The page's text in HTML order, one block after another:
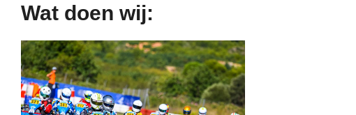
Wat doen wij: